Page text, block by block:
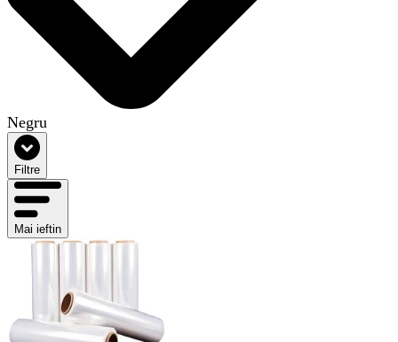
Negru
Filtre
Mai ieftin